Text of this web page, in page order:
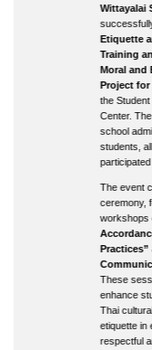
Wittayalai
Etiquette
Training
Moral and
Project for
the
Center.
school
students,
The event
ceremony,
workshops
Practices”
These
enhance
Thai
etiquette in
respectful